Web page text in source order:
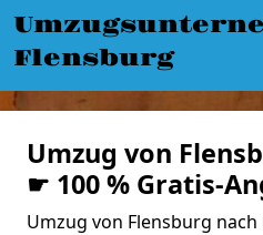
Flensburg
Umzug von
☛ 100 % Gratis-
Umzug von Flensburg nach